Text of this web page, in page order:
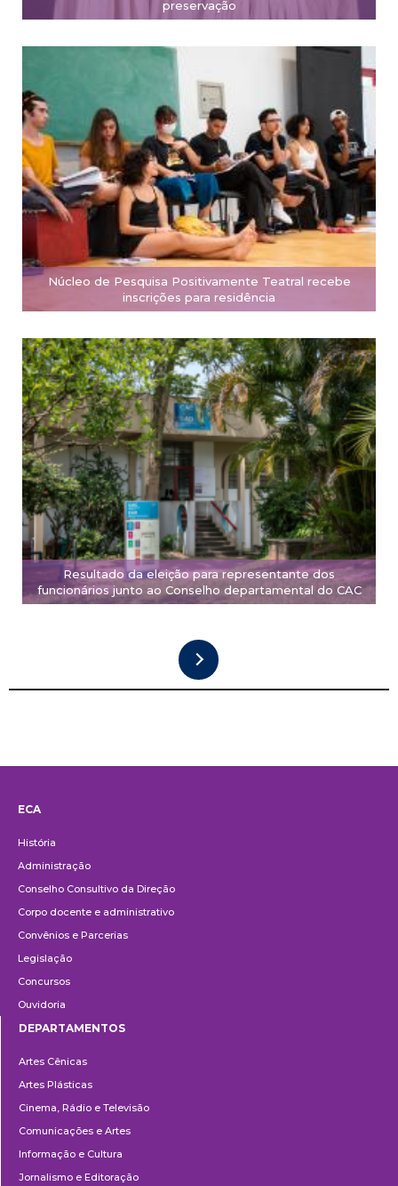
preservação
Núcleo de Pesquisa Positivamente Teatral recebe
inscrições para residência
Resultado da eleição para representante dos
funcionários junto ao Conselho departamental do CAC
ECA
História
Administração
Conselho Consultivo da Direção
Corpo docente e administrativo
Convênios e Parcerias
Legislação
Concursos
Ouvidoria
DEPARTAMENTOS
Artes Cênicas
Artes Plásticas
Cinema, Rádio e Televisão
Comunicações e Artes
Informação e Cultura
Jornalismo e Editoração